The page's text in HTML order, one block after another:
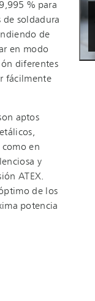
% para
de soldadura
de
en modo
diferentes
fácilmente
aptos
en
y
ATEX.
de los
potencia